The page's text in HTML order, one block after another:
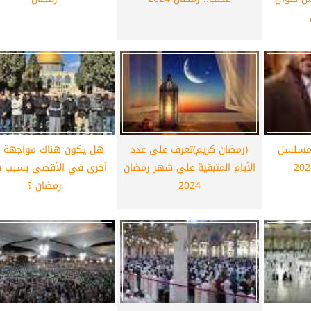
مسلسل
(رمضان كريم)تعرف على عدد
الأيام المتبقية على شهر رمضان
2024
هل يكون هناك مواجهة
أخرى في الأقصى
رمضان ؟